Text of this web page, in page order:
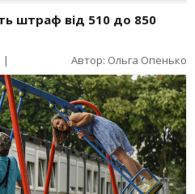
штраф від 510 до 850
| Автор: Ольга Опенько